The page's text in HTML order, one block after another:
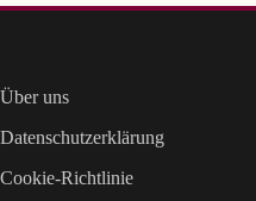
Über uns
Datenschutzerklärung
Cookie-Richtlinie